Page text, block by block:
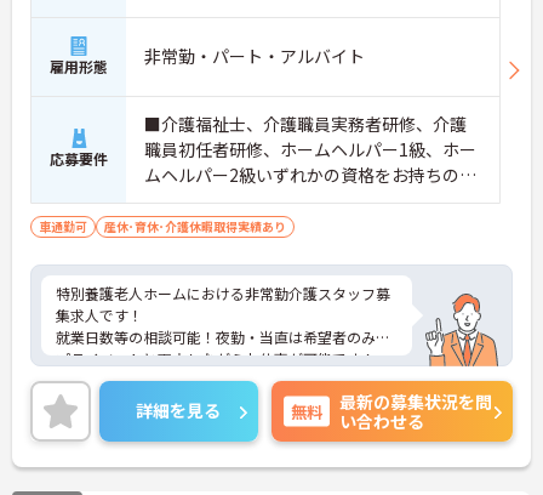
雇用形態 非常勤・パート・アルバイト
応募要件
■介護福祉士、介護職員実務者研修、介護
職員初任者研修、ホームヘルパー1級、ホー
ムヘルパー2級いずれかの資格をお持ちの方
尚可 ※経験者尚可
車通勤可 産休･育休･介護休暇取得実績あり
特別養護老人ホームにおける非常勤介護スタッフ募
集求人です！
就業日数等の相談可能！夜勤・当直は希望者のみ！
プライベートと両立しながらお仕事が可能です！
ご興味ある方には、面接のポイントなど、さらに詳
細をお話致しますのでお気軽にご相談ください。
詳細を見る 無料
最新の募集状況を問
い合わせる